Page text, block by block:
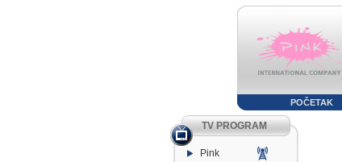
POČETAK
TV PROGRAM
Pink